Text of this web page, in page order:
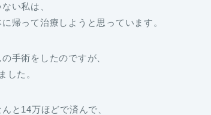
い私は、
帰って治療しようと思っています。
手術をしたのですが、
した。
と14万ほどで済んで、